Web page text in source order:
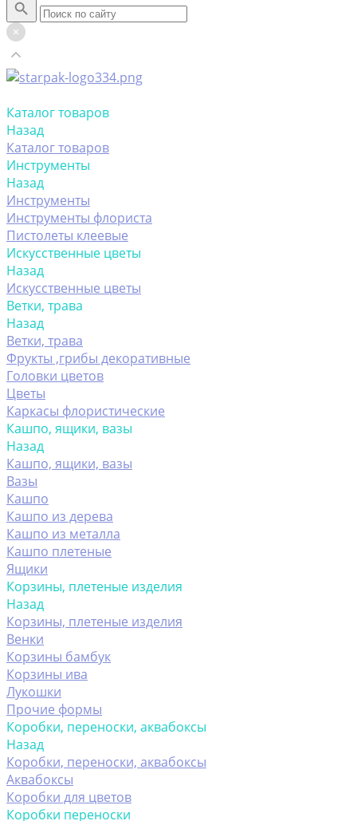
Каталог товаров
Назад
Каталог товаров
Инструменты
Назад
Инструменты
Инструменты флориста
Пистолеты клеевые
Искусственные цветы
Назад
Искусственные цветы
Ветки, трава
Назад
Ветки, трава
Фрукты ,грибы декоративные
Головки цветов
Цветы
Каркасы флористические
Кашпо, ящики, вазы
Назад
Кашпо, ящики, вазы
Вазы
Кашпо
Кашпо из дерева
Кашпо из металла
Кашпо плетеные
Ящики
Корзины, плетеные изделия
Назад
Корзины, плетеные изделия
Венки
Корзины бамбук
Корзины ива
Лукошки
Прочие формы
Коробки, переноски, аквабоксы
Назад
Коробки, переноски, аквабоксы
Аквабоксы
Коробки для цветов
Коробки переноски